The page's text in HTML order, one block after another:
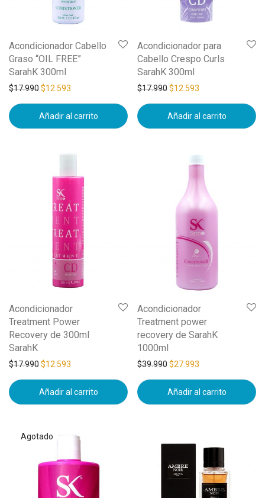
Acondicionador Cabello
Graso “OIL FREE”
SarahK 300ml
$17.990$12.593
Añadir al carrito
Acondicionador para
Cabello Crespo Curls
SarahK 300ml
$17.990$12.593
Añadir al carrito
Acondicionador
Treatment Power
Recovery de 300ml
SarahK
$17.990$12.593
Añadir al carrito
Acondicionador
Treatment power
recovery de SarahK
1000ml
$39.990$27.993
Añadir al carrito